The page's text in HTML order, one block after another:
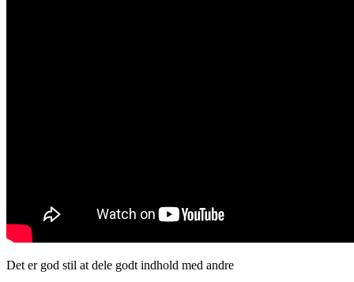
Det er god stil at dele godt indhold med andre